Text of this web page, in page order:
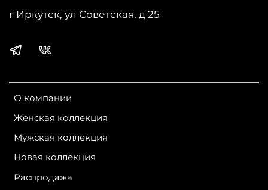
О компании
Женская коллекция
Мужская коллекция
Новая коллекция
Распродажа
г Иркутск, ул Советская, д 25